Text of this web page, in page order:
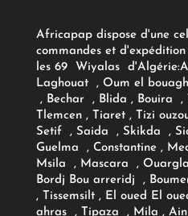
Africapap dispose d'une
commandes et
les 69 Wiyalas d'Algérie:
Laghouat , Oum el
, Bechar , Blida , Bouira ,
Tlemcen , Tiaret , Tizi
Setif , Saida , Skikda ,
Guelma , Constantine ,
Msila , Mascara ,
Bordj Bou arreridj ,
, Tissemsilt , El oued El
ahras , Tipaza , Mila ,